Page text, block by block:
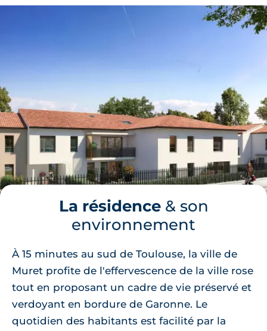
La résidence& son
environnement
À 15 minutes au sud de Toulouse, la ville de
Muret profite de l'effervescence de la ville rose
tout en proposant un cadre de vie préservé et
verdoyant en bordure de Garonne. Le
quotidien des habitants est facilité par la